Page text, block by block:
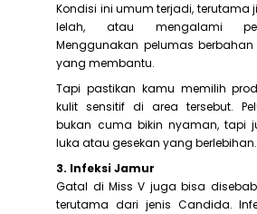
Kondisi ini umum terjadi, terutama
lelah, atau mengalami
Menggunakan pelumas
yang membantu.
Tapi pastikan kamu memilih
kulit sensitif di area tersebut.
bukan cuma bikin nyaman, tapi
luka atau gesekan yang berlebihan.
3. Infeksi Jamur
Gatal di Miss V juga bisa
terutama dari jenis Candida.